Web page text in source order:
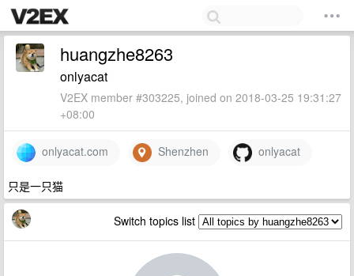
huangzhe8263
onlyacat
V2EX member #303225, joined on 2018-03-25 19:31:27
+08:00
onlyacat.com Shenzhen onlyacat
只是一只猫
Switch topics list